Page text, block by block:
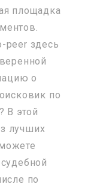
площадка
peer здесь
о
по
В этой
лучших
по